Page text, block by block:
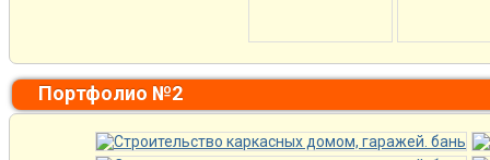
Портфолио №2